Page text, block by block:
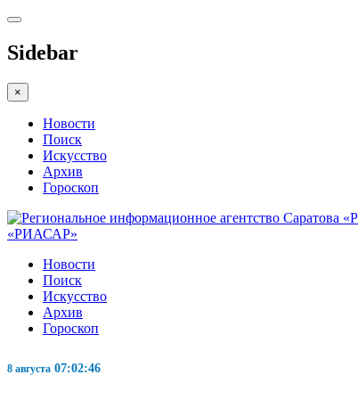
Sidebar
×
Новости
Поиск
Искусство
Архив
Гороскоп
«РИАСАР»
Новости
Поиск
Искусство
Архив
Гороскоп
8 августа 07:02:46